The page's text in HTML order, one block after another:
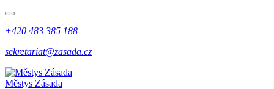
+420 483 385 188
sekretariat@zasada.cz
Městys Zásada